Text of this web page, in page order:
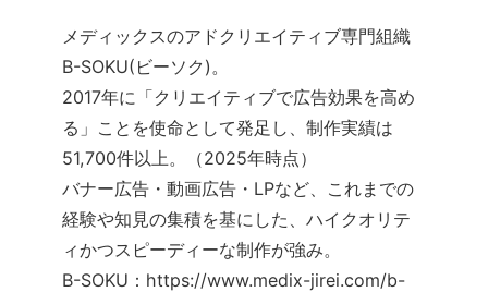
メディックスのアドクリエイティブ専門組織
B-SOKU(ビーソク)。
2017年に「クリエイティブで広告効果を高め
る」ことを使命として発足し、制作実績は
51,700件以上。（2025年時点）
バナー広告・動画広告・LPなど、これまでの
経験や知見の集積を基にした、ハイクオリテ
ィかつスピーディーな制作が強み。
B-SOKU：https://www.medix-jirei.com/b-